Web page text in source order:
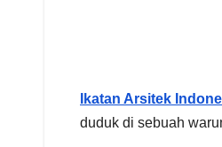
Ikatan Arsitek
duduk di sebuah